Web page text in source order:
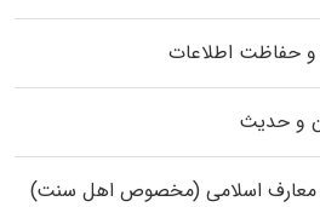
و حفاظت اطلاعات
و حدیث
و معارف اسلامی (مخصوص اهل سنت)